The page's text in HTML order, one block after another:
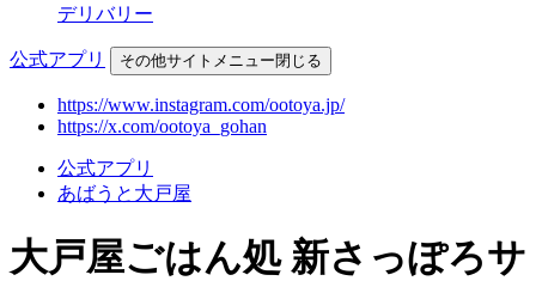
デリバリー
公式アプリ その他サイトメニュー閉じる
https://www.instagram.com/ootoya.jp/
https://x.com/ootoya_gohan
公式アプリ
あばうと大戸屋
大戸屋ごはん処 新さっぽろサ